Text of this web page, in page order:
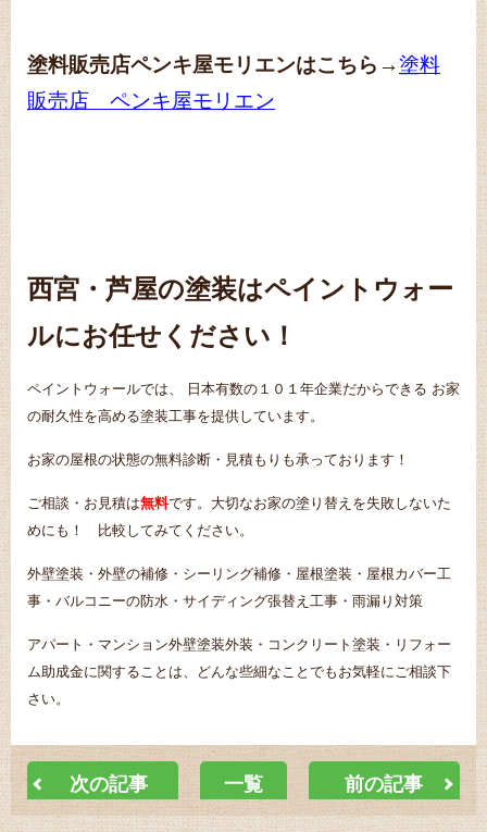
塗料販売店ペンキ屋モリエンはこちら →塗料
販売店 ペンキ屋モリエン
西宮・芦屋の塗装はペイントウォー
ルにお任せください！
ペイントウォールでは、 日本有数の１０１年企業だからできる お家
の耐久性を高める塗装工事を提供しています。
お家の屋根の状態の無料診断・見積もりも承っております！
ご相談・お見積は無料です。大切なお家の塗り替えを失敗しないた
めにも！ 比較してみてください。
外壁塗装・外壁の補修・シーリング補修・屋根塗装・屋根カバー工
事・バルコニーの防水・サイディング張替え工事・雨漏り対策
アパート・マンション外壁塗装外装・コンクリート塗装・リフォー
ム助成金に関することは、どんな些細なことでもお気軽にご相談下
さい。
次の記事 一覧 前の記事